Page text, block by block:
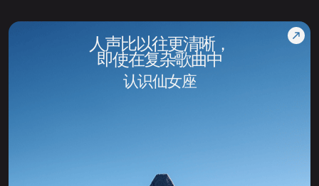
人声比以往更清晰，
即使在复杂歌曲中
认识仙女座